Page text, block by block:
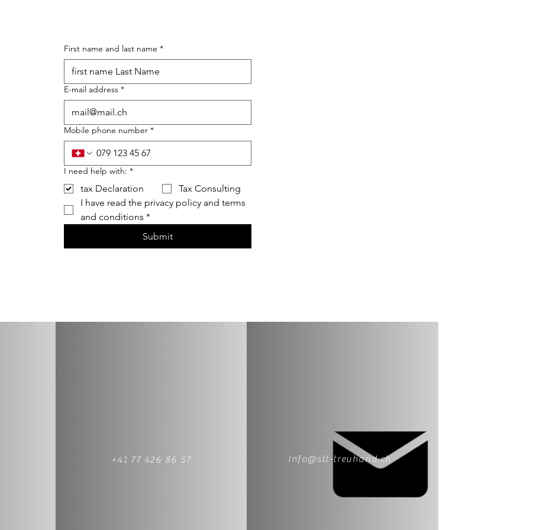
First name and last name *
E-mail address *
Mobile phone number *
I need help with: *
tax Declaration
Tax Consulting
I have read the privacy policy and terms
and conditions *
Submit
+41 77 426 86 57 Info@stt-treuhand.ch